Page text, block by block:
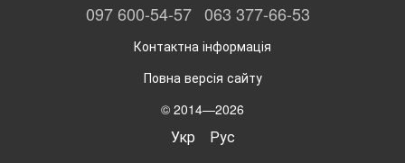
097 600-54-57 063 377-66-53
Контактна інформація
Повна версія сайту
© 2014—2026
Укр Рус